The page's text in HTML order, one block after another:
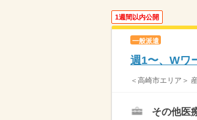
1週間以内公開
一般派遣
週1〜、Wワ
＜高崎市エリア＞
その他医